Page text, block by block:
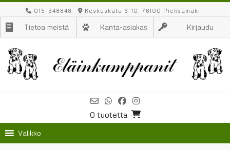
to
content
015-348848 Keskuskatu 6-10, 76100 Pieksämäki
Tietoa meistä Kanta-asiakas Kirjaudu
0 tuotetta
Valikko